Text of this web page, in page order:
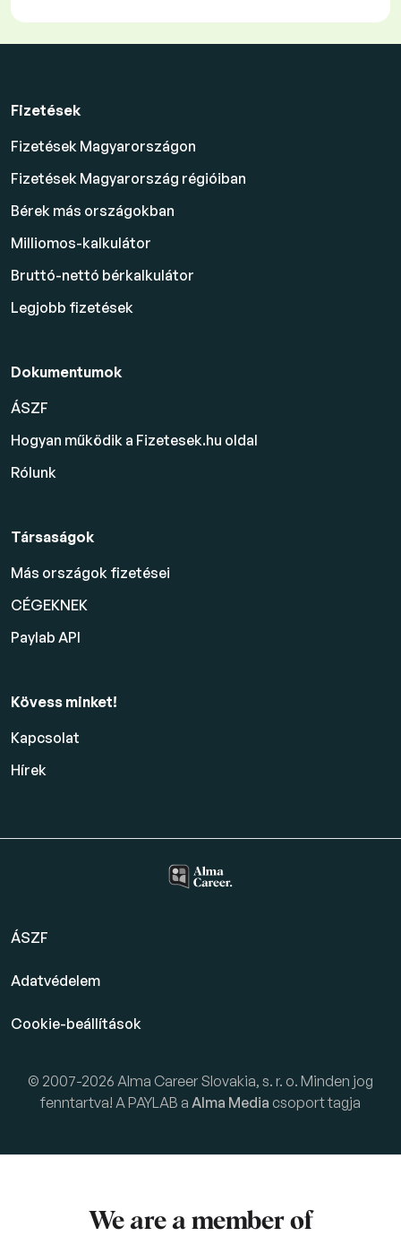
Fizetések
Fizetések Magyarországon
Fizetések Magyarország régióiban
Bérek más országokban
Milliomos-kalkulátor
Bruttó-nettó bérkalkulátor
Legjobb fizetések
Dokumentumok
ÁSZF
Hogyan működik a Fizetesek.hu oldal
Rólunk
Társaságok
Más országok fizetései
CÉGEKNEK
Paylab API
Kövess minket!
Kapcsolat
Hírek
ÁSZF
Adatvédelem
Cookie-beállítások
© 2007-2026 Alma Career Slovakia, s. r. o. Minden jog
fenntartva! A PAYLAB a Alma Media csoport tagja
We are a member of